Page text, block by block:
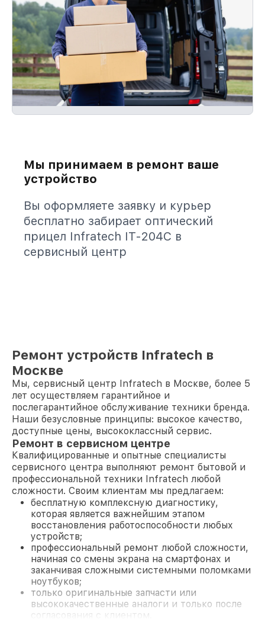
Мы принимаем в ремонт ваше
устройство
Вы оформляете заявку и курьер
бесплатно забирает оптический
прицел Infratech IT-204C в
сервисный центр
Ремонт устройств Infratech в
Москве
Мы, сервисный центр Infratech в Москве, более 5
лет осуществляем гарантийное и
послегарантийное обслуживание техники бренда.
Наши безусловные принципы: высокое качество,
доступные цены, высококлассный сервис.
Ремонт в сервисном центре
Квалифицированные и опытные специалисты
сервисного центра выполняют ремонт бытовой и
профессиональной техники Infratech любой
сложности. Своим клиентам мы предлагаем:
бесплатную комплексную диагностику,
которая является важнейшим этапом
восстановления работоспособности любых
устройств;
профессиональный ремонт любой сложности,
начиная со смены экрана на смартфонах и
заканчивая сложными системными поломками
ноутбуков;
только оригинальные запчасти или
высококачественные аналоги и только после
согласования с клиентом.